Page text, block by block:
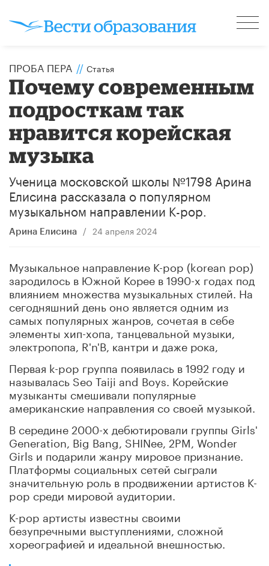
ПРОБА ПЕРА // Статья
Почему современным
подросткам так
нравится корейская
музыка
Ученица московской школы №1798 Арина
Елисина рассказала о популярном
музыкальном направлении K-pop.
Арина Елисина / 24 апреля 2024
Музыкальное направление K-pop (korean pop)
зародилось в Южной Корее в 1990-х годах под
влиянием множества музыкальных стилей. На
сегодняшний день оно является одним из
самых популярных жанров, сочетая в себе
элементы хип-хопа, танцевальной музыки,
электропопа, R'n'B, кантри и даже рока,
Первая k-pop группа появилась в 1992 году и
называлась Seo Taiji and Boys. Корейские
музыканты смешивали популярные
американские направления со своей музыкой.
В середине 2000-х дебютировали группы Girls'
Generation, Big Bang, SHINee, 2PM, Wonder
Girls и подарили жанру мировое признание.
Платформы социальных сетей сыграли
значительную роль в продвижении артистов K-
pop среди мировой аудитории.
K-pop артисты известны своими
безупречными выступлениями, сложной
хореографией и идеальной внешностью.